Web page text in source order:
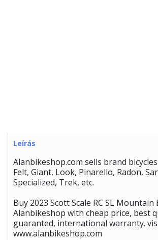
Leírás
Alanbikeshop.com sells brand
Felt, Giant, Look, Pinarello, Radon,
Specialized, Trek, etc.
Buy 2023 Scott Scale RC SL Mountain
Alanbikeshop with cheap price, best
guaranted, international warranty.
www.alanbikeshop.com